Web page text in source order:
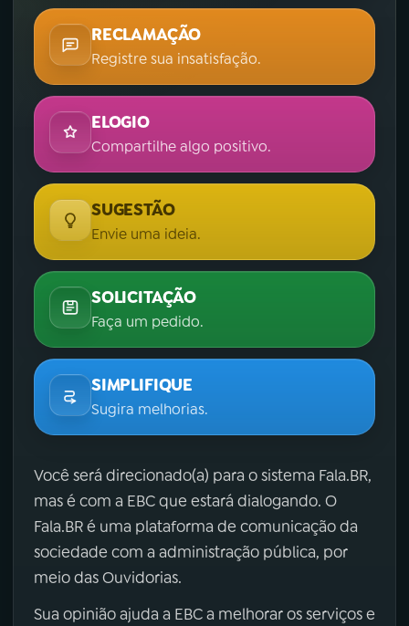
RECLAMAÇÃO
Registre sua insatisfação.
ELOGIO
Compartilhe algo positivo.
SUGESTÃO
Envie uma ideia.
SOLICITAÇÃO
Faça um pedido.
SIMPLIFIQUE
Sugira melhorias.
Você será direcionado(a) para o sistema Fala.BR,
mas é com a EBC que estará dialogando. O
Fala.BR é uma plataforma de comunicação da
sociedade com a administração pública, por
meio das Ouvidorias.
Sua opinião ajuda a EBC a melhorar os serviços e